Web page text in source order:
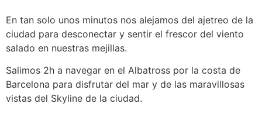
En tan solo unos minutos nos alejamos del ajetreo de la
ciudad para desconectar y sentir el frescor del viento
salado en nuestras mejillas.
Salimos 2h a navegar en el Albatross por la costa de
Barcelona para disfrutar del mar y de las maravillosas
vistas del Skyline de la ciudad.